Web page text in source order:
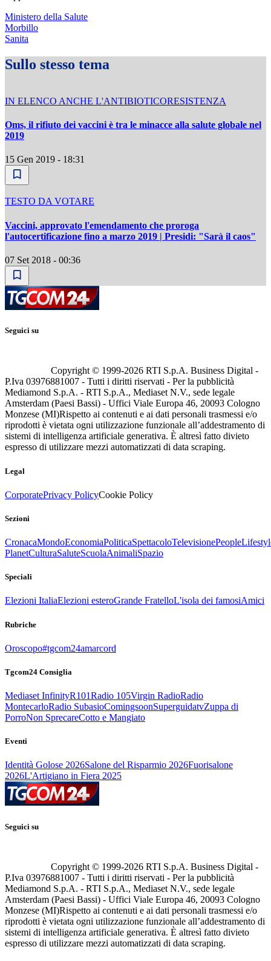
Ministero della Salute
Morbillo
Sanita
Sullo stesso tema
IN ELENCO ANCHE L'ANTIBIOTICORESISTENZA
Oms, il rifiuto dei vaccini è tra le minacce alla salute globale nel
2019
15 Gen 2019 - 18:31
TESTO DA VOTARE
Vaccini, approvato l'emendamento che proroga
l'autocertificazione fino a marzo 2019 | Presidi: "Sarà il caos"
07 Set 2018 - 00:36
Seguici su
Copyright © 1999-2026 RTI S.p.A. Business Digital -
P.Iva 03976881007 - Tutti i diritti riservati - Per la pubblicità
Mediamond S.p.A. - RTI S.p.A., Mediaset N.V., sede legale
Amsterdam (Paesi Bassi) - Uffici Viale Europa 46, 20093 Cologno
Monzese (MI)Rispetto ai contenuti e ai dati personali trasmessi e/o
riprodotti è vietata ogni utilizzazione funzionale all’addestramento di
sistemi di intelligenza artificiale generativa. È altresì fatto divieto
espresso di utilizzare mezzi automatizzati di data scraping.
Legal
CorporatePrivacy PolicyCookie Policy
Sezioni
CronacaMondoEconomiaPoliticaSpettacoloTelevisionePeople
PlanetCulturaSaluteScuolaAnimaliSpazio
Speciali
Elezioni ItaliaElezioni esteroGrande FratelloL'isola dei famosiAmici
Rubriche
Oroscopo#tgcom24amarcord
Tgcom24 Consiglia
Mediaset InfinityR101Radio 105Virgin RadioRadio
MontecarloRadio SubasioComingsoonSuperguidatvZuppa di
PorroNon SprecareCotto e Mangiato
Eventi
Identità Golose 2026Salone del Risparmio 2026Fuorisalone
2026L'Artigiano in Fiera 2025
Seguici su
Copyright © 1999-2026 RTI S.p.A. Business Digital -
P.Iva 03976881007 - Tutti i diritti riservati - Per la pubblicità
Mediamond S.p.A. - RTI S.p.A., Mediaset N.V., sede legale
Amsterdam (Paesi Bassi) - Uffici Viale Europa 46, 20093 Cologno
Monzese (MI)Rispetto ai contenuti e ai dati personali trasmessi e/o
riprodotti è vietata ogni utilizzazione funzionale all’addestramento di
sistemi di intelligenza artificiale generativa. È altresì fatto divieto
espresso di utilizzare mezzi automatizzati di data scraping.